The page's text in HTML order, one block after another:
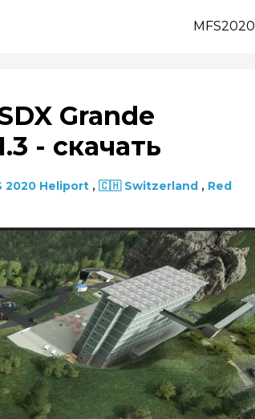
MFS2020
Grande
- скачать
2020 Heliport , 🇨🇭 Switzerland , Red